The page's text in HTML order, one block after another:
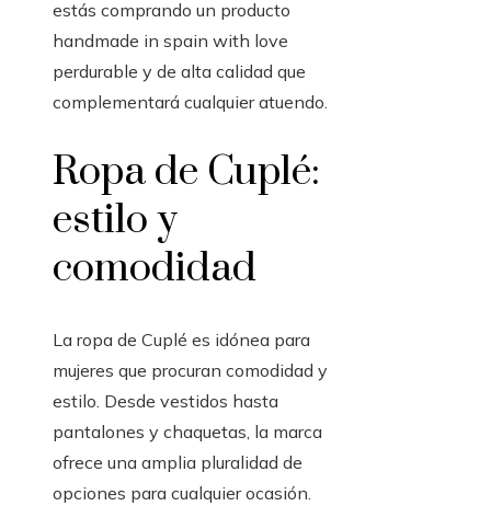
estás comprando un producto
handmade in spain with love
perdurable y de alta calidad que
complementará cualquier atuendo.
Ropa de Cuplé:
estilo y
comodidad
La ropa de Cuplé es idónea para
mujeres que procuran comodidad y
estilo. Desde vestidos hasta
pantalones y chaquetas, la marca
ofrece una amplia pluralidad de
opciones para cualquier ocasión.